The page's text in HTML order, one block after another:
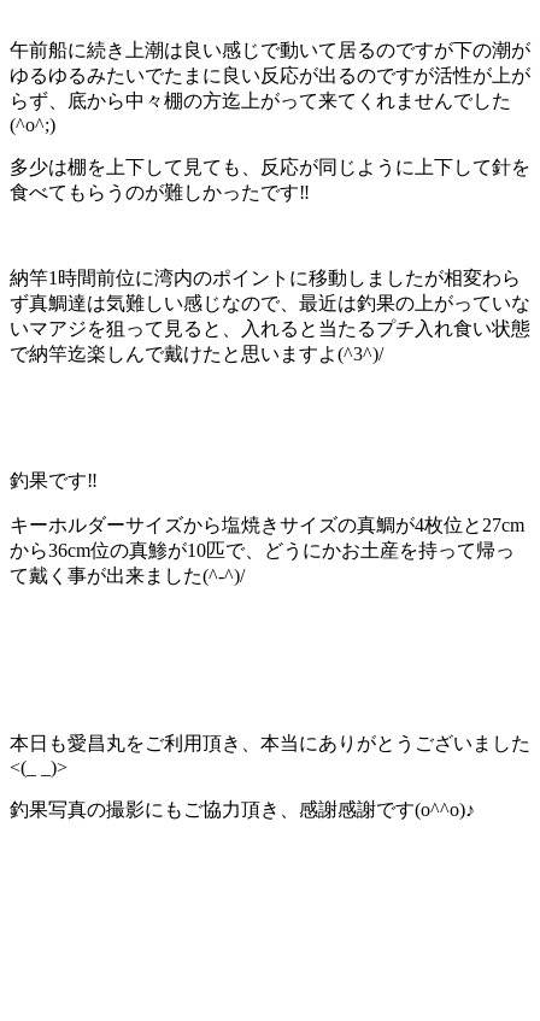
午前船に続き上潮は良い感じで動いて居るのですが下の潮が
ゆるゆるみたいでたまに良い反応が出るのですが活性が上が
らず、底から中々棚の方迄上がって来てくれませんでした
(^o^;)
多少は棚を上下して見ても、反応が同じように上下して針を
食べてもらうのが難しかったです‼️
納竿1時間前位に湾内のポイントに移動しましたが相変わら
ず真鯛達は気難しい感じなので、最近は釣果の上がっていな
いマアジを狙って見ると、入れると当たるプチ入れ食い状態
で納竿迄楽しんで戴けたと思いますよ(^3^)/
釣果です‼️
キーホルダーサイズから塩焼きサイズの真鯛が4枚位と27cm
から36cm位の真鯵が10匹で、どうにかお土産を持って帰っ
て戴く事が出来ました(^-^)/
本日も愛昌丸をご利用頂き、本当にありがとうございました
<(_ _)>
釣果写真の撮影にもご協力頂き、感謝感謝です(o^^o)♪